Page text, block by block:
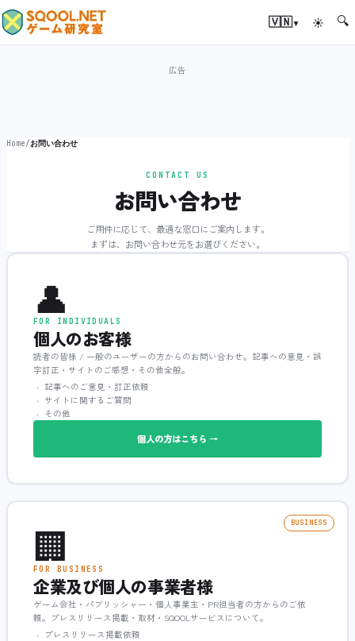
🇻🇳▾ ☀ 🔍
Home/お問い合わせ
CONTACT US
お問い合わせ
ご用件に応じて、最適な窓口にご案内します。
まずは、お問い合わせ元をお選びください。
👤
FOR INDIVIDUALS
個人のお客様
読者の皆様 / 一般のユーザーの方からのお問い合わせ。記事への意見・誤
字訂正・サイトのご感想・その他全般。
記事へのご意見・訂正依頼
サイトに関するご質問
その他
個人の方はこちら →
BUSINESS
🏢
FOR BUSINESS
企業及び個人の事業者様
ゲーム会社・パブリッシャー・個人事業主・PR担当者の方からのご依
頼。プレスリリース掲載・取材・SQOOLサービスについて。
プレスリリース掲載依頼